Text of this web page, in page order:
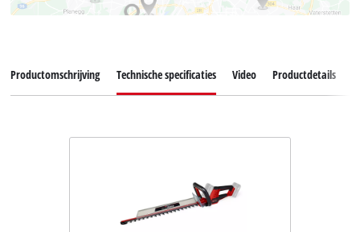
Productomschrijving Technische specificaties Video Productdetails